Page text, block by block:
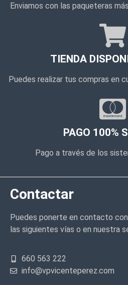
Enviamos con las paqueteras
TIENDA
Puedes realizar tus compras en
PAGO 100%
Pago a través de los
Contactar
Puedes ponerte en contacto
las siguientes vías o en nuestra
660 563 222
info@vpvicenteperez.com